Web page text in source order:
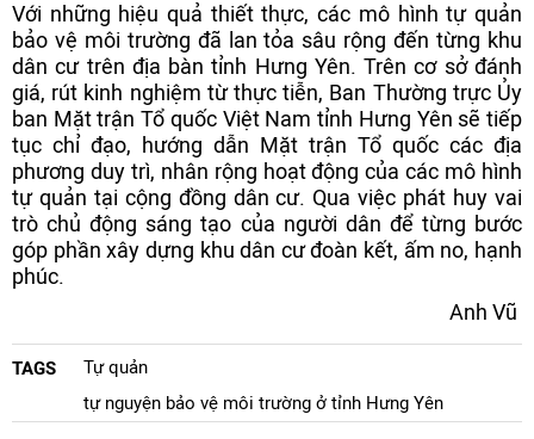
Với những hiệu quả thiết thực, các mô hình tự quản
bảo vệ môi trường đã lan tỏa sâu rộng đến từng khu
dân cư trên địa bàn tỉnh Hưng Yên. Trên cơ sở đánh
giá, rút kinh nghiệm từ thực tiễn, Ban Thường trực Ủy
ban Mặt trận Tổ quốc Việt Nam tỉnh Hưng Yên sẽ tiếp
tục chỉ đạo, hướng dẫn Mặt trận Tổ quốc các địa
phương duy trì, nhân rộng hoạt động của các mô hình
tự quản tại cộng đồng dân cư. Qua việc phát huy vai
trò chủ động sáng tạo của người dân để từng bước
góp phần xây dựng khu dân cư đoàn kết, ấm no, hạnh
phúc.
Anh Vũ
TAGS
Tự quản
tự nguyện bảo vệ môi trường ở tỉnh Hưng Yên